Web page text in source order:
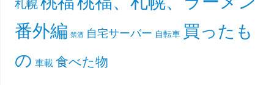
札幌
番外編 禁酒 自宅サーバー 自転車 買ったも
の 車載 食べた物